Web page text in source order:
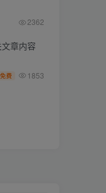
2362
章内容
免费 1853